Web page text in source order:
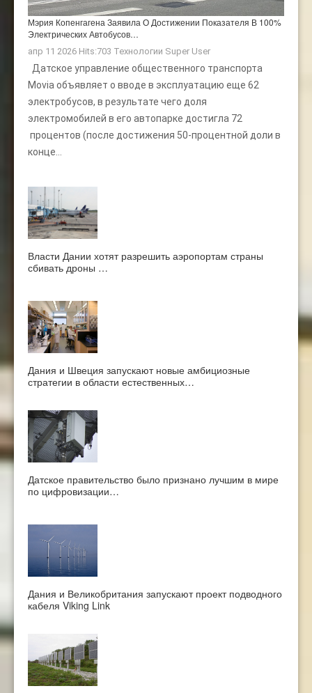
Мэрия Копенгагена Заявила О Достижении Показателя В 100%
Электрических Автобусов…
апр 11 2026 Hits:703 Технологии Super User
Датское управление общественного транспорта
Movia объявляет о вводе в эксплуатацию еще 62
электробусов, в результате чего доля
электромобилей в его автопарке достигла 72
процентов (после достижения 50-процентной доли в
конце...
Власти Дании хотят разрешить аэропортам страны
сбивать дроны …
Дания и Швеция запускают новые амбициозные
стратегии в области естественных…
Датское правительство было признано лучшим в мире
по цифровизации…
Дания и Великобритания запускают проект подводного
кабеля Viking Link